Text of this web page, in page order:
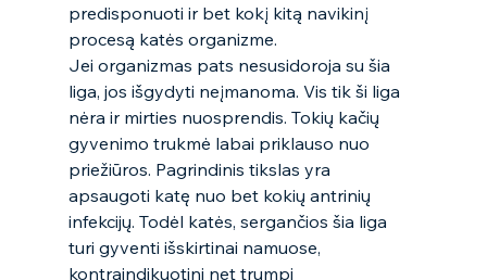
predisponuoti ir bet kokį kitą navikinį
procesą katės organizme.
Jei organizmas pats nesusidoroja su šia
liga, jos išgydyti neįmanoma. Vis tik ši liga
nėra ir mirties nuosprendis. Tokių kačių
gyvenimo trukmė labai priklauso nuo
priežiūros. Pagrindinis tikslas yra
apsaugoti katę nuo bet kokių antrinių
infekcijų. Todėl katės, sergančios šia liga
turi gyventi išskirtinai namuose,
kontraindikuotini net trumpi